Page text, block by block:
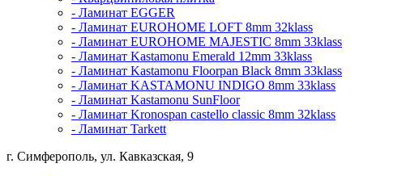
- Ламинат EGGER
- Ламинат EUROHOME LOFT 8mm 32klass
- Ламинат EUROHOME MAJESTIC 8mm 33klass
- Ламинат Kastamonu Emerald 12mm 33klass
- Ламинат Kastamonu Floorpan Black 8mm 33klass
- Ламинат KASTAMONU INDIGO 8mm 33klass
- Ламинат Kastamonu SunFloor
- Ламинат Kronospan castello classic 8mm 32klass
- Ламинат Tarkett
г. Симферополь, ул. Кавказская, 9